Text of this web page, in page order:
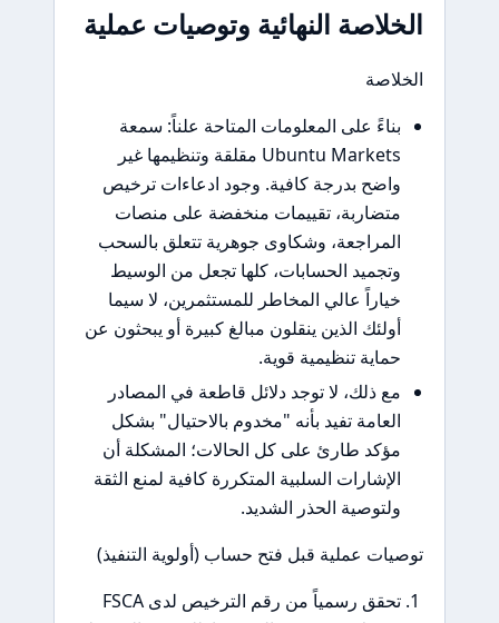
الخلاصة النهائية وتوصيات عملية
الخلاصة
بناءً على المعلومات المتاحة علناً: سمعة
Ubuntu Markets مقلقة وتنظيمها غير
واضح بدرجة كافية. وجود ادعاءات ترخيص
متضاربة، تقييمات منخفضة على منصات
المراجعة، وشكاوى جوهرية تتعلق بالسحب
وتجميد الحسابات، كلها تجعل من الوسيط
خياراً عالي المخاطر للمستثمرين، لا سيما
أولئك الذين ينقلون مبالغ كبيرة أو يبحثون عن
حماية تنظيمية قوية.
مع ذلك، لا توجد دلائل قاطعة في المصادر
العامة تفيد بأنه "مخدوم بالاحتيال" بشكل
مؤكد طارئ على كل الحالات؛ المشكلة أن
الإشارات السلبية المتكررة كافية لمنع الثقة
ولتوصية الحذر الشديد.
توصيات عملية قبل فتح حساب (أولوية التنفيذ)
تحقق رسمياً من رقم الترخيص لدى FSCA